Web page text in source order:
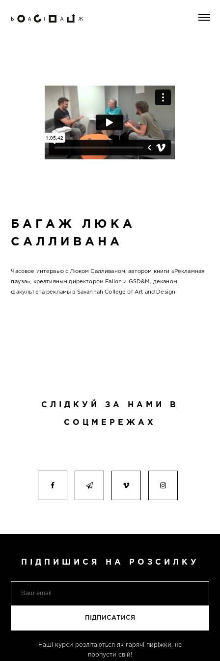
БАГАЖ ЛЮКА
САЛЛИВАНА
Часовое интервью с Люком Салливаном, автором книги «Рекламная
пауза», креативным директором Fallon и GSD&M, деканом
факультета рекламы в Savannah College of Art and Design.
СЛІДКУЙ ЗА НАМИ В
СОЦМЕРЕЖАХ
ПІДПИШИСЯ НА РОЗСИЛКУ
Наші курси розлітаються як гарячі пиріжки, не
пропусти свій!